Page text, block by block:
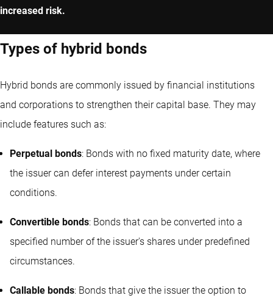
increased risk.
Types of hybrid bonds
Hybrid bonds are commonly issued by financial institutions
and corporations to strengthen their capital base. They may
include features such as:
Perpetual bonds: Bonds with no fixed maturity date, where
the issuer can defer interest payments under certain
conditions.
Convertible bonds: Bonds that can be converted into a
specified number of the issuer's shares under predefined
circumstances.
Callable bonds: Bonds that give the issuer the option to